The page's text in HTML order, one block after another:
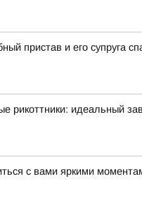
пристав и его супруга
рикоттники: идеальный
с вами яркими